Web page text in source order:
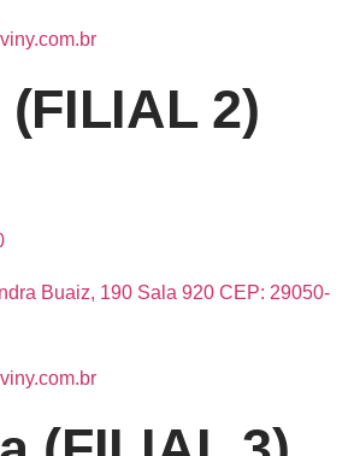
2)
Buaiz, 190 Sala 920 CEP: 29050-